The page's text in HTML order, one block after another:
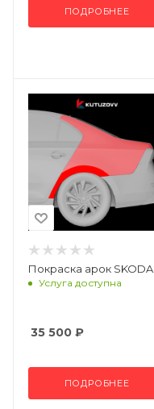
ПОДРОБНЕЕ
Покраска арок SKODA
Услуга доступна
35 500 ₽
ПОДРОБНЕЕ